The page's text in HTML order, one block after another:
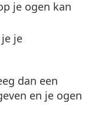
je ogen kan
je
dan een
en je ogen